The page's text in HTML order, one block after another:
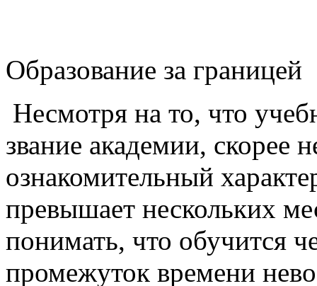
Образование за границей
Несмотря на то, что
звание академии, скорее
ознакомительный
превышает нескольких
понимать, что обучится
промежуток времени